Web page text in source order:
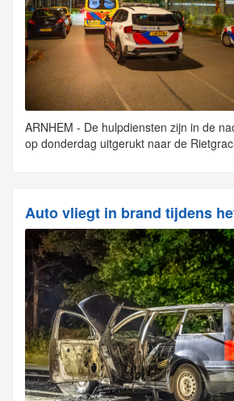
ARNHEM - De hulpdiensten zijn in de
op donderdag uitgerukt naar de
Auto vliegt in brand tijdens